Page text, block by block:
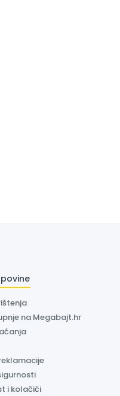
na Megabajt.hr
i kolačići